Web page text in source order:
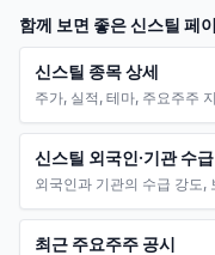
함께 보면 좋은신스틸 페
신스틸 종목 상세
주가, 실적, 테마, 주요주주
신스틸 외국인·기관 수급
외국인과 기관의 수급 강도,
최근 주요주주 공시